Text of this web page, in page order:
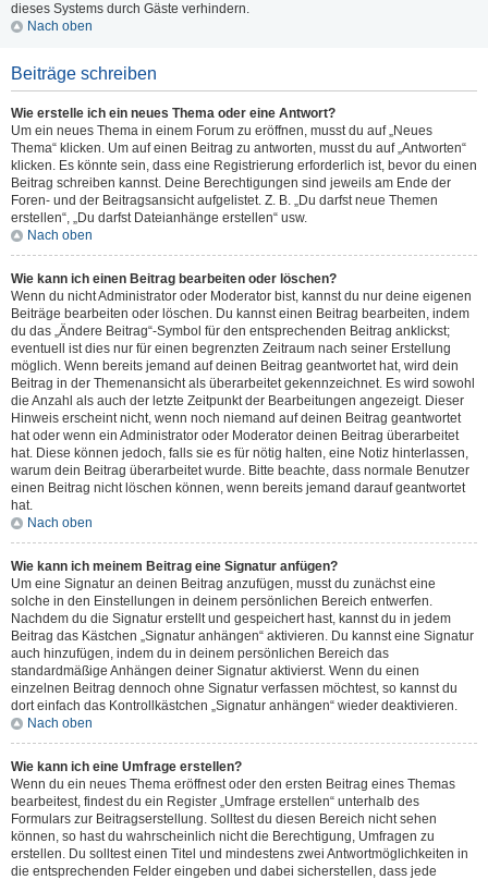
dieses Systems durch Gäste verhindern.
Nach oben
Beiträge schreiben
Wie erstelle ich ein neues Thema oder eine Antwort?
Um ein neues Thema in einem Forum zu eröffnen, musst du auf „Neues
Thema“ klicken. Um auf einen Beitrag zu antworten, musst du auf „Antworten“
klicken. Es könnte sein, dass eine Registrierung erforderlich ist, bevor du einen
Beitrag schreiben kannst. Deine Berechtigungen sind jeweils am Ende der
Foren- und der Beitragsansicht aufgelistet. Z. B. „Du darfst neue Themen
erstellen“, „Du darfst Dateianhänge erstellen“ usw.
Nach oben
Wie kann ich einen Beitrag bearbeiten oder löschen?
Wenn du nicht Administrator oder Moderator bist, kannst du nur deine eigenen
Beiträge bearbeiten oder löschen. Du kannst einen Beitrag bearbeiten, indem
du das „Ändere Beitrag“-Symbol für den entsprechenden Beitrag anklickst;
eventuell ist dies nur für einen begrenzten Zeitraum nach seiner Erstellung
möglich. Wenn bereits jemand auf deinen Beitrag geantwortet hat, wird dein
Beitrag in der Themenansicht als überarbeitet gekennzeichnet. Es wird sowohl
die Anzahl als auch der letzte Zeitpunkt der Bearbeitungen angezeigt. Dieser
Hinweis erscheint nicht, wenn noch niemand auf deinen Beitrag geantwortet
hat oder wenn ein Administrator oder Moderator deinen Beitrag überarbeitet
hat. Diese können jedoch, falls sie es für nötig halten, eine Notiz hinterlassen,
warum dein Beitrag überarbeitet wurde. Bitte beachte, dass normale Benutzer
einen Beitrag nicht löschen können, wenn bereits jemand darauf geantwortet
hat.
Nach oben
Wie kann ich meinem Beitrag eine Signatur anfügen?
Um eine Signatur an deinen Beitrag anzufügen, musst du zunächst eine
solche in den Einstellungen in deinem persönlichen Bereich entwerfen.
Nachdem du die Signatur erstellt und gespeichert hast, kannst du in jedem
Beitrag das Kästchen „Signatur anhängen“ aktivieren. Du kannst eine Signatur
auch hinzufügen, indem du in deinem persönlichen Bereich das
standardmäßige Anhängen deiner Signatur aktivierst. Wenn du einen
einzelnen Beitrag dennoch ohne Signatur verfassen möchtest, so kannst du
dort einfach das Kontrollkästchen „Signatur anhängen“ wieder deaktivieren.
Nach oben
Wie kann ich eine Umfrage erstellen?
Wenn du ein neues Thema eröffnest oder den ersten Beitrag eines Themas
bearbeitest, findest du ein Register „Umfrage erstellen“ unterhalb des
Formulars zur Beitragserstellung. Solltest du diesen Bereich nicht sehen
können, so hast du wahrscheinlich nicht die Berechtigung, Umfragen zu
erstellen. Du solltest einen Titel und mindestens zwei Antwortmöglichkeiten in
die entsprechenden Felder eingeben und dabei sicherstellen, dass jede